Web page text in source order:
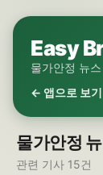
Easy
물가안정 뉴스
← 앱으로 보기
물가안정
관련 기사 15건